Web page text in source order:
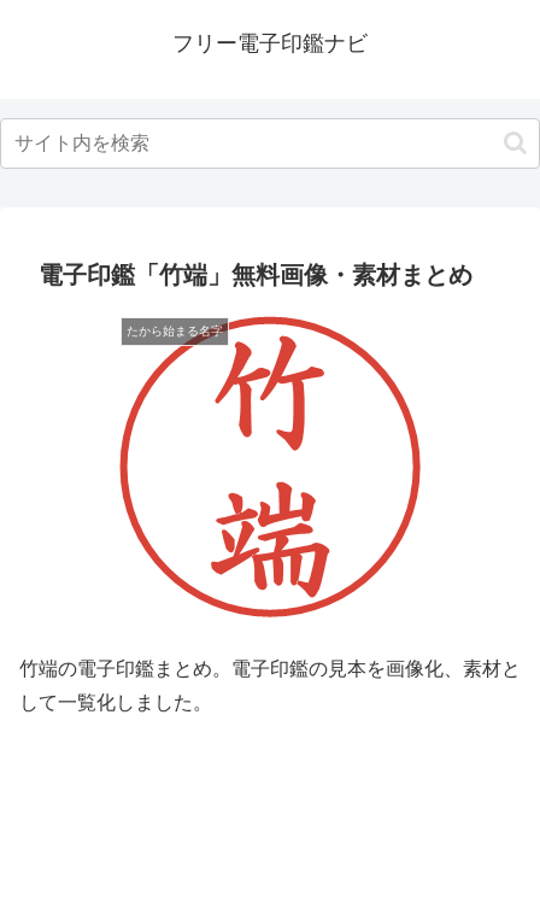
フリー電子印鑑ナビ
電子印鑑「竹端」無料画像・素材まとめ
たから始まる名字
竹端の電子印鑑まとめ。電子印鑑の見本を画像化、素材と
して一覧化しました。